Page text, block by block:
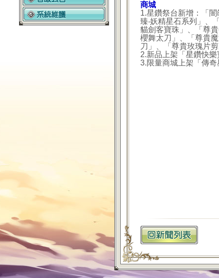
商城
1.星鑽祭台新增：「
臻‧妖精星石系列 」、
貓劍客寶珠」、「尊
櫻舞太刀」、「尊貴
刀」、「尊貴玫瑰片
2.新品上架「星鑽快
3.限量商城上架「傳